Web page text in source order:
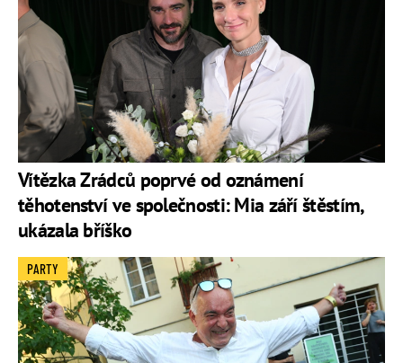
Vítězka Zrádců poprvé od oznámení
těhotenství ve společnosti: Mia září štěstím,
ukázala bříško
PARTY